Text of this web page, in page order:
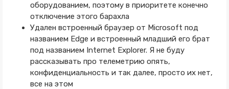
оборудованием, поэтому в приоритете конечно
отключение этого барахла
Удален встроенный браузер от Microsoft под
названием Edge и встроенный младший его брат
под названием Internet Explorer. Я не буду
рассказывать про телеметрию опять,
конфиденциальность и так далее, просто их нет,
все на этом